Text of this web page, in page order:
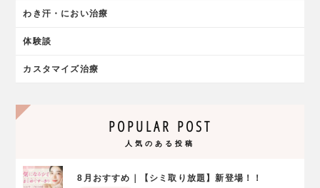
わき汗・におい治療
体験談
カスタマイズ治療
POPULAR POST
人気のある投稿
8月おすすめ｜【シミ取り放題】新登場！！